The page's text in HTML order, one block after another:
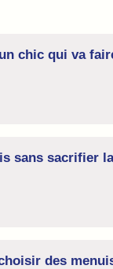
chic qui va
sans sacrifier la
des